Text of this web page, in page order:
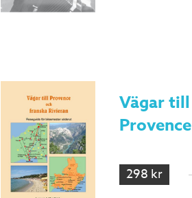
Vägar till
Provence
298 kr